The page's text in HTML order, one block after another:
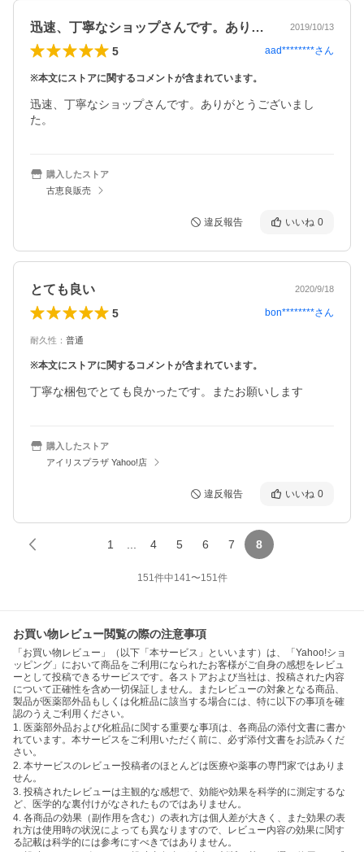
迅速、丁寧なショップさんです。ありがと… 2019/10/13
5 aad********さん
※本文にストアに関するコメントが含まれています。
迅速、丁寧なショップさんです。ありがとうございまし
た。
購入したストア
古恵良販売
違反報告 いいね 0
とても良い 2020/9/18
5 bon********さん
耐久性 ： 普通
※本文にストアに関するコメントが含まれています。
丁寧な梱包でとても良かったです。またお願いします
購入したストア
アイリスプラザ Yahoo!店
違反報告 いいね 0
1 4 5 6 7 8
151件中141〜151件
お買い物レビュー閲覧の際の注意事項
「お買い物レビュー」（以下「本サービス」といいます）は、「Yahoo!ショ
ッピング」において商品をご利用になられたお客様がご自身の感想をレビュ
ーとして投稿できるサービスです。各ストアおよび当社は、投稿された内容
について正確性を含め一切保証しません。またレビューの対象となる商品、
製品が医薬部外品もしくは化粧品に該当する場合には、特に以下の事項を確
認のうえご利用ください。
1. 医薬部外品および化粧品に関する重要な事項は、各商品の添付文書に書か
れています。本サービスをご利用いただく前に、必ず添付文書をお読みくだ
さい。
2. 本サービスのレビュー投稿者のほとんどは医療や薬事の専門家ではありま
せん。
3. 投稿されたレビューは主観的な感想で、効能や効果を科学的に測定するな
ど、医学的な裏付けがなされたものではありません。
4. 各商品の効果（副作用を含む）の表れ方は個人差が大きく、また効果の表
れ方は使用時の状況によっても異なりますので、レビュー内容の効果に関す
る記載は科学的には参考にすべきではありません。